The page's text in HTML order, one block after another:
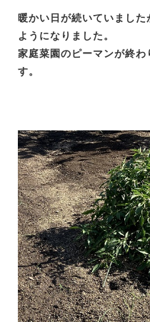
暖かい日が続いていまし
ようになりました。
家庭菜園のピーマンが終わ
す。